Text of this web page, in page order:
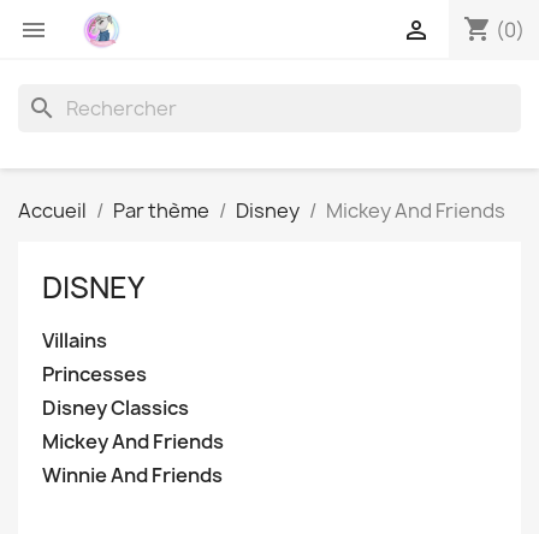
 shopping_cart (0)

search
Accueil Par thème Disney Mickey And Friends
DISNEY
Villains
Princesses
Disney Classics
Mickey And Friends
Winnie And Friends